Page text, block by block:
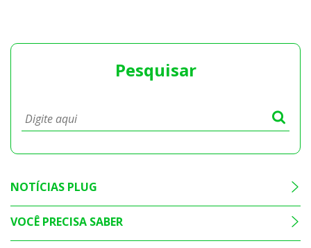
Pesquisar
NOTÍCIAS PLUG
VOCÊ PRECISA SABER